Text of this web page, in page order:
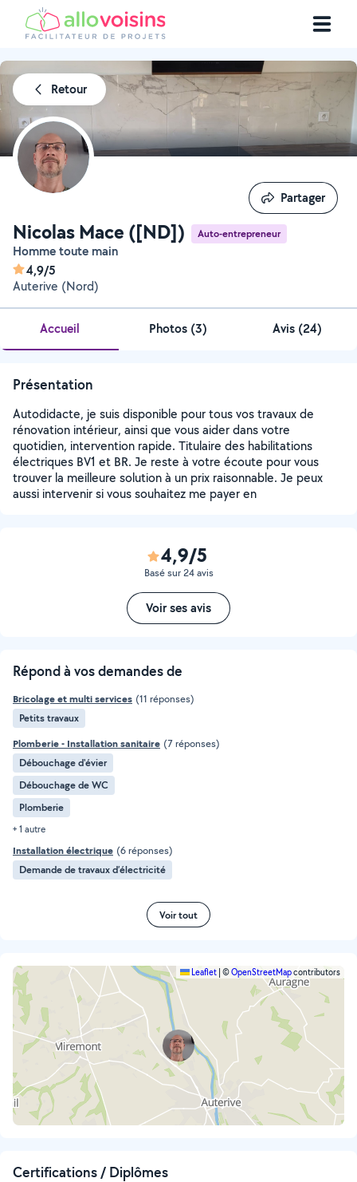
Retour
Nicolas Mace ([ND]) Auto-entrepreneur
Homme toute main
4,9/5
Auterive (Nord)
Partager
Partager
Accueil Photos (3) Avis (24)
Présentation
Autodidacte, je suis disponible pour tous vos travaux de
rénovation intérieur, ainsi que vous aider dans votre
quotidien, intervention rapide. Titulaire des habilitations
électriques BV1 et BR. Je reste à votre écoute pour vous
trouver la meilleure solution à un prix raisonnable. Je peux
aussi intervenir si vous souhaitez me payer en
4,9/5
Basé sur 24 avis
Voir ses avis
Répond à vos demandes de
Bricolage et multi services (11 réponses)
Petits travaux
Plomberie - Installation sanitaire (7 réponses)
Débouchage d'évier
Débouchage de WC
Plomberie
+ 1 autre
Installation électrique (6 réponses)
Demande de travaux d’électricité
Voir tout
Leaflet ©OpenStreetMapcontributors
Certifications / Diplômes